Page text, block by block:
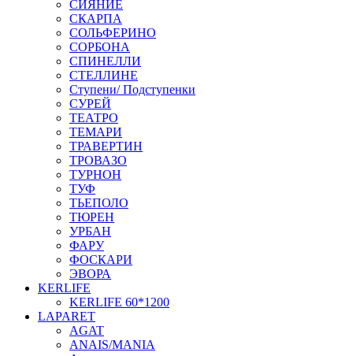
СИЯНИЕ
СКАРПА
СОЛЬФЕРИНО
СОРБОНА
СПИНЕЛЛИ
СТЕЛЛИНЕ
Ступени/ Подступенки
СУРЕЙ
ТЕАТРО
ТЕМАРИ
ТРАВЕРТИН
ТРОВАЗО
ТУРНОН
ТУФ
ТЬЕПОЛО
ТЮРЕН
УРБАН
ФАРУ
ФОСКАРИ
ЭВОРА
KERLIFE
KERLIFE 60*1200
LAPARET
AGAT
ANAIS/MANIA